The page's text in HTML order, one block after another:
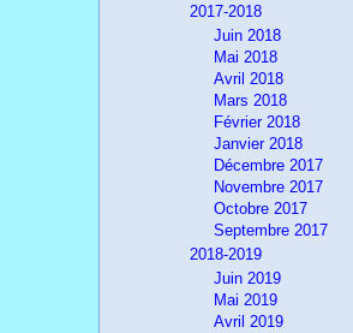
2017-2018
Juin 2018
Mai 2018
Avril 2018
Mars 2018
Février 2018
Janvier 2018
Décembre 2017
Novembre 2017
Octobre 2017
Septembre 2017
2018-2019
Juin 2019
Mai 2019
Avril 2019